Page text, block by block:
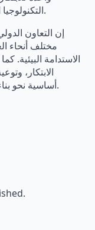
التكنولوجيا الحيوية في معالجة النفايات وتنظيف البيئة.
إن التعاون
مختلف أنحاء
الاستدامة البيئية.
الابتكار،
أساسية نحو بناء مستقبل أخضر ومستدام للأجيال القادمة.